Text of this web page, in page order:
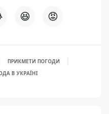
😆 😡
ПРИКМЕТИ ПОГОДИ
В УКРАЇНІ